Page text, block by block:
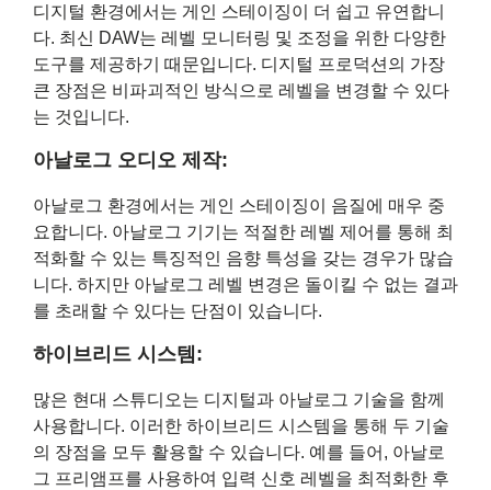
디지털 환경에서는 게인 스테이징이 더 쉽고 유연합니
다. 최신 DAW는 레벨 모니터링 및 조정을 위한 다양한
도구를 제공하기 때문입니다. 디지털 프로덕션의 가장
큰 장점은 비파괴적인 방식으로 레벨을 변경할 수 있다
는 것입니다.
아날로그 오디오 제작:
아날로그 환경에서는 게인 스테이징이 음질에 매우 중
요합니다. 아날로그 기기는 적절한 레벨 제어를 통해 최
적화할 수 있는 특징적인 음향 특성을 갖는 경우가 많습
니다. 하지만 아날로그 레벨 변경은 돌이킬 수 없는 결과
를 초래할 수 있다는 단점이 있습니다.
하이브리드 시스템:
많은 현대 스튜디오는 디지털과 아날로그 기술을 함께
사용합니다. 이러한 하이브리드 시스템을 통해 두 기술
의 장점을 모두 활용할 수 있습니다. 예를 들어, 아날로
그 프리앰프를 사용하여 입력 신호 레벨을 최적화한 후